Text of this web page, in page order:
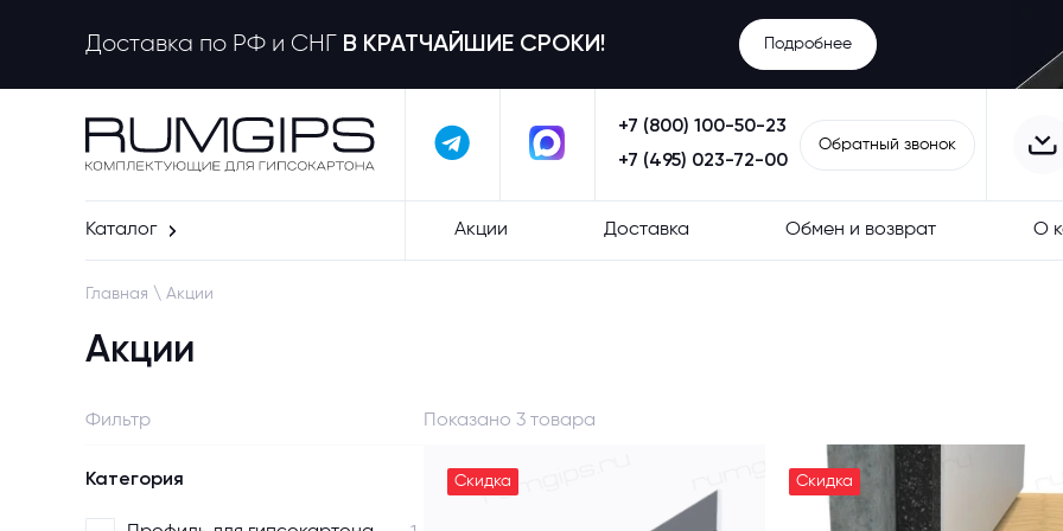
Доставка по РФ и СНГ В КРАТЧАЙШИЕ СРОКИ! Подробнее
+7 (800) 100-50-23
+7 (495) 023-72-00
Обратный звонок
Каталог Акции Доставка Обмен и возврат О
Главная \ Акции
Акции
Фильтр
Категория
Показано 3 товара
Скидка Скидка